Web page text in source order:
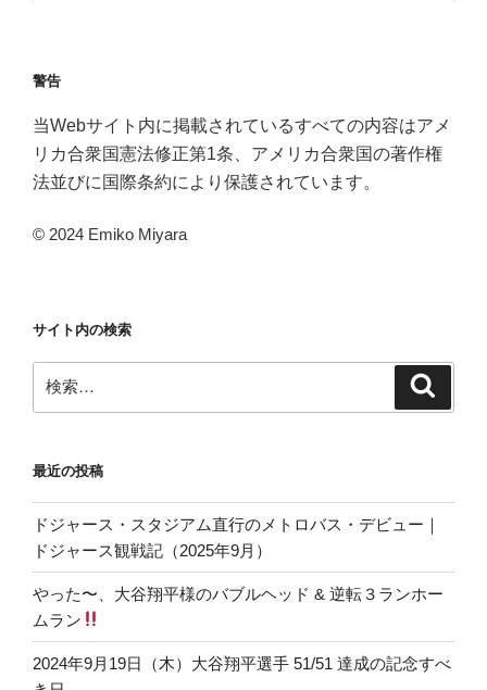
警告
当Webサイト内に掲載されているすべての内容はアメ
リカ合衆国憲法修正第1条、アメリカ合衆国の著作権
法並びに国際条約により保護されています。
© 2024 Emiko Miyara
サイト内の検索
索:
最近の投稿
ドジャース・スタジアム直行のメトロバス・デビュー｜
ドジャース観戦記（2025年9月）
やった〜、大谷翔平様のバブルヘッド & 逆転３ランホー
ムラン
2024年9月19日（木）大谷翔平選手 51/51 達成の記念すべ